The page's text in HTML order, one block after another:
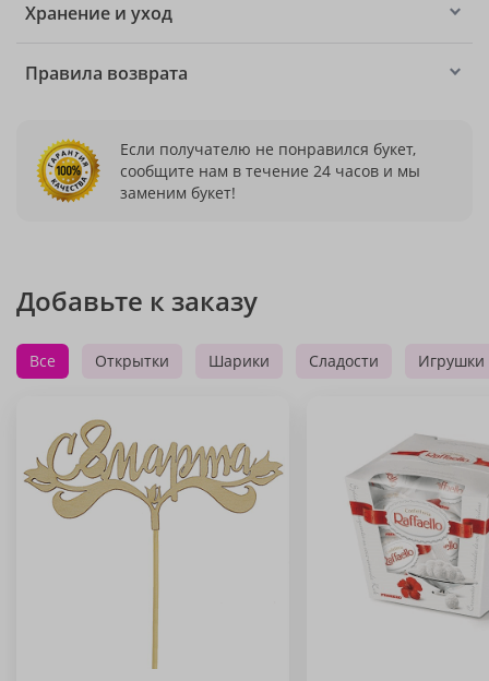
Хранение и уход
Правила возврата
Если получателю не понравился букет,
сообщите нам в течение 24 часов и мы
заменим букет!
Добавьте к заказу
Все Открытки Шарики Сладости Игрушки